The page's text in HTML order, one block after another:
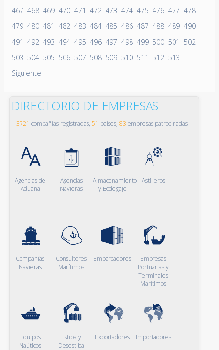
467 468 469 470 471 472 473 474 475 476 477 478
479 480 481 482 483 484 485 486 487 488 489 490
491 492 493 494 495 496 497 498 499 500 501 502
503 504 505 506 507 508 509 510 511 512 513
Siguiente
DIRECTORIO DE EMPRESAS
3721 compañías registradas, 51 países, 83 empresas patrocinadas
Agencias de
Aduana
Agencias
Navieras
Almacenamiento
y Bodegaje
Astilleros
Compañías
Navieras
Consultores
Marítimos
Embarcadores
Empresas
Portuarias y
Terminales
Marítimos
Equipos
Naúticos
Estiba y
Desestiba
Exportadores Importadores